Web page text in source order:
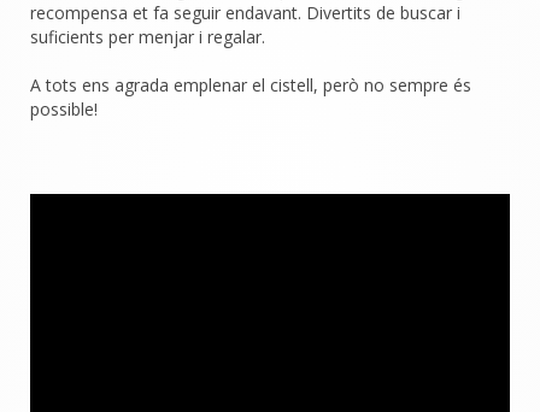
recompensa et fa seguir endavant. Divertits de buscar i
suficients per menjar i regalar.
A tots ens agrada emplenar el cistell, però no sempre és
possible!